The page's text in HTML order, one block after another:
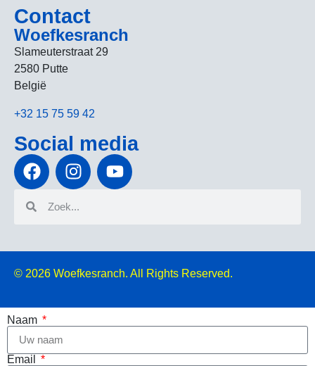
Contact
Woefkesranch
Slameuterstraat 29
2580 Putte
België
+32 15 75 59 42
Social media
© 2026 Woefkesranch. All Rights Reserved.
Naam
Email